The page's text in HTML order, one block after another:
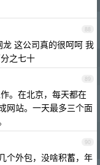
88
这公司真的很呵呵 我
之七十
89
。在北京，每天都在
网站。一天最多三个面
90
个外包，没啥积蓄，年